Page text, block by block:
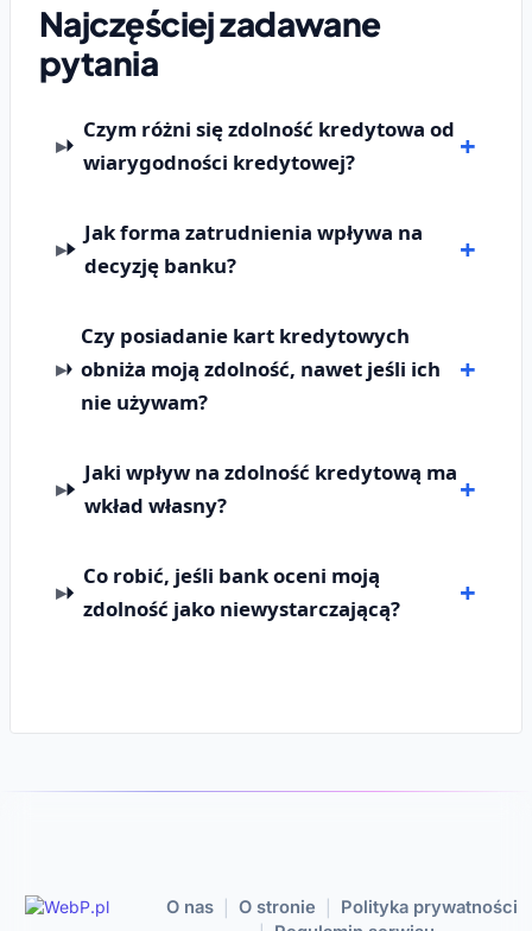
Najczęściej zadawane
pytania
Czym różni się zdolność kredytowa od
wiarygodności kredytowej?
Jak forma zatrudnienia wpływa na
decyzję banku?
Czy posiadanie kart kredytowych
obniża moją zdolność, nawet jeśli ich
nie używam?
Jaki wpływ na zdolność kredytową ma
wkład własny?
Co robić, jeśli bank oceni moją
zdolność jako niewystarczającą?
O nas O stronie Polityka prywatności